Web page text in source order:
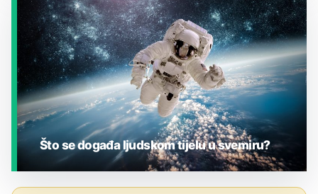
JESTE LI ZNALI?
Što se događa ljudskom tijelu u svemiru?